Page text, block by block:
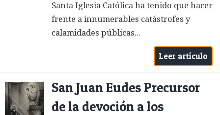
Santa Iglesia Católica ha tenido que hacer
frente a innumerables catástrofes y
calamidades públicas...
Leer artículo
San Juan Eudes Precursor
de la devoción a los